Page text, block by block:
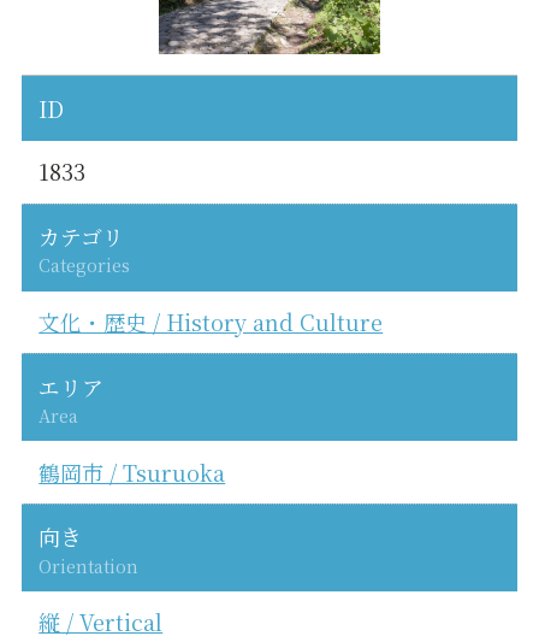
ID
1833
カテゴリ
Categories
文化・歴史 / History and Culture
エリア
Area
鶴岡市 / Tsuruoka
向き
Orientation
縦 / Vertical